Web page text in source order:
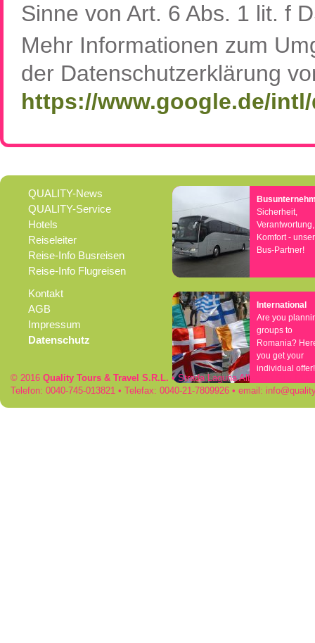
Sinne von Art. 6 Abs. 1 lit. f
Mehr Informationen zum
der Datenschutzerklärung
https://www.google.de/
QUALITY-News
QUALITY-Service
Hotels
Reiseleiter
Reise-Info Busreisen
Reise-Info Flugreisen
Kontakt
AGB
Impressum
Datenschutz
Sicherheit,
Verantwortung,
Komfort -
Bus-Partner!
International
Are you
groups to
Romania?
you get your
individual offer!
© 2016 Quality Tours & Travel S.R.L. • Strada Laguna Albastra 50 • RO-
Telefon: 0040-745-013821 • Telefax: 0040-21-7809926 • email: info